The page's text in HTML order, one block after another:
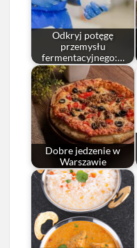
Odkryj potęgę
przemysłu
fermentacyjnego:…
Dobre jedzenie w
Warszawie